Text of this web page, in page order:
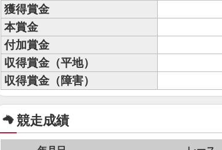
獲得賞金
本賞金
付加賞金
収得賞金（平地）
収得賞金（障害）
競走成績